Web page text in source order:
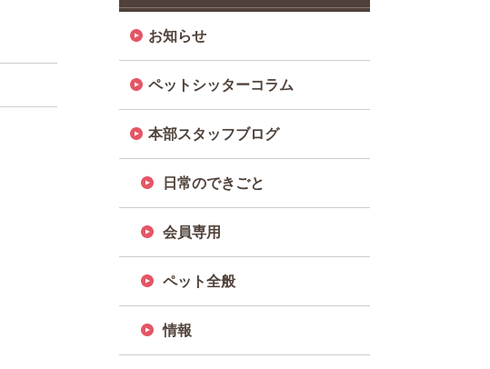
お知らせ
ペットシッターコラム
本部スタッフブログ
日常のできごと
会員専用
ペット全般
情報